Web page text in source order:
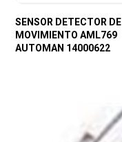
SENSOR DETECTOR DE
MOVIMIENTO AML769
AUTOMAN 14000622